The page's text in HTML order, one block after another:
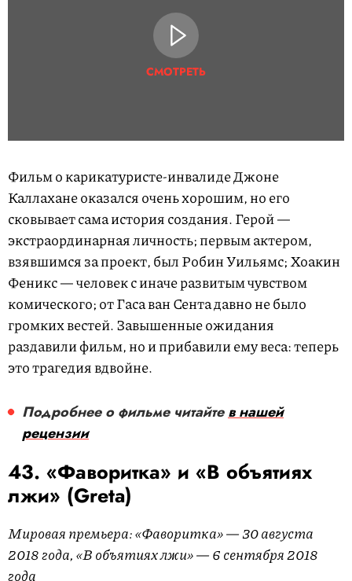
СМОТРЕТЬ
Фильм о карикатуристе-инвалиде Джоне
Каллахане оказался очень хорошим, но его
сковывает сама история создания. Герой —
экстраординарная личность; первым актером,
взявшимся за проект, был Робин Уильямс; Хоакин
Феникс — человек с иначе развитым чувством
комического; от Гаса ван Сента давно не было
громких вестей. Завышенные ожидания
раздавили фильм, но и прибавили ему веса: теперь
это трагедия вдвойне.
Подробнее о фильме читайтев нашей
рецензии
43. «Фаворитка» и «В объятиях
лжи» (Greta)
Мировая премьера: «Фаворитка» — 30 августа
2018 года, «В объятиях лжи» — 6 сентября 2018
года